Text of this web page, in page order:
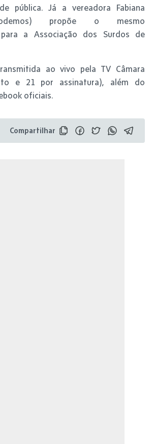
pública. Já a vereadora Fabiana
propõe o mesmo
para a Associação dos Surdos de
ao vivo pela TV Câmara
e 21 por assinatura), além do
oficiais.
Compartilhar